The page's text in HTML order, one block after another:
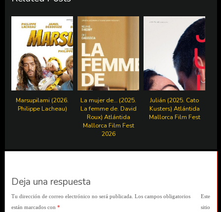
Marsupilami (2026.
Philippe Lacheau)
La mujer de… (2025.
La femme de. David
Roux) Atlántida
Mallorca Film Fest
2026
Julián (2025. Cato
Kusters) Atlántida
Mallorca Film Fest
Deja una respuesta
Tu dirección de correo electrónico no será publicada. Los campos obligatorios
están marcados con *
Este
sitio